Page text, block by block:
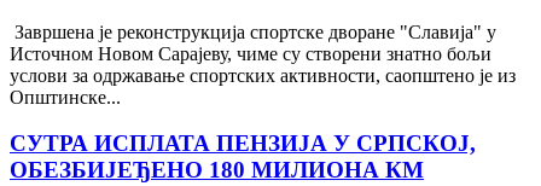
Завршена је реконструкција спортске дворане "Славија" у
Источном Новом Сарајеву, чиме су створени знатно бољи
услови за одржавање спортских активности, саопштено је из
Општинске...
СУТРА ИСПЛАТА ПЕНЗИЈА У СРПСКОЈ,
ОБЕЗБИЈЕЂЕНО 180 МИЛИОНА КМ